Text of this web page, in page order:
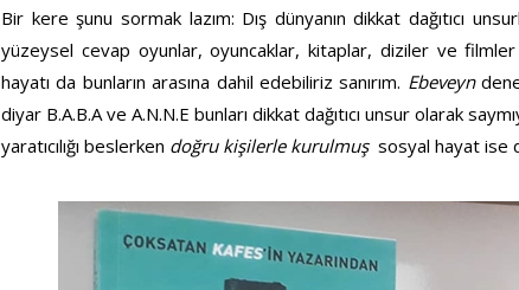
Bir kere şunu sormak lazım: Dış dünyanın dikkat dağıtıcı
yüzeysel cevap oyunlar, oyuncaklar, kitaplar, diziler ve
hayatı da bunların arasına dahil edebiliriz sanırım. Ebeveyn
diyar B.A.B.A ve A.N.N.E bunları dikkat dağıtıcı unsur olarak
yaratıcılığı beslerken doğru kişilerle kurulmuş sosyal hayat ise